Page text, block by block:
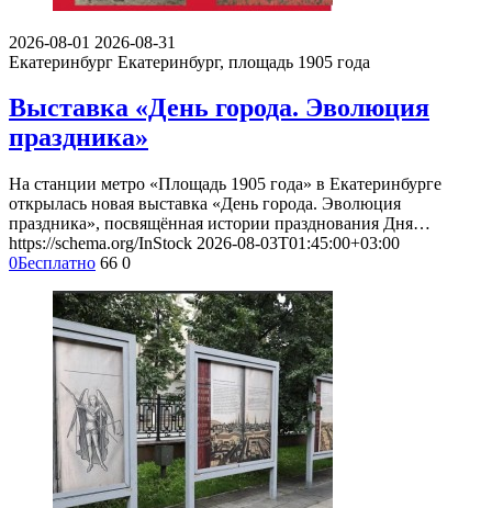
2026-08-01 2026-08-31
Екатеринбург Екатеринбург, площадь 1905 года
Выставка «День города. Эволюция
праздника»
На станции метро «Площадь 1905 года» в Екатеринбурге
открылась новая выставка «День города. Эволюция
праздника», посвящённая истории празднования Дня…
https://schema.org/InStock 2026-08-03T01:45:00+03:00
0Бесплатно 66 0